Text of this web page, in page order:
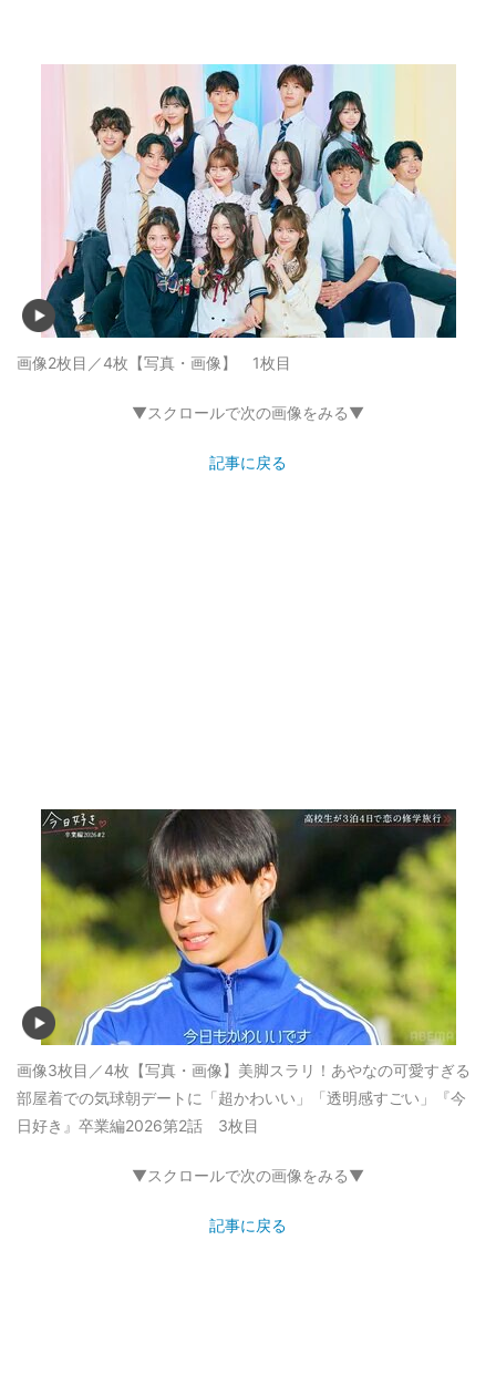
画像2枚目／4枚 【写真・画像】 1枚目
▼スクロールで次の画像をみる▼
記事に戻る
画像3枚目／4枚 【写真・画像】美脚スラリ！あやなの可愛すぎる
部屋着での気球朝デートに「超かわいい」「透明感すごい」『今
日好き』卒業編2026第2話 3枚目
▼スクロールで次の画像をみる▼
記事に戻る